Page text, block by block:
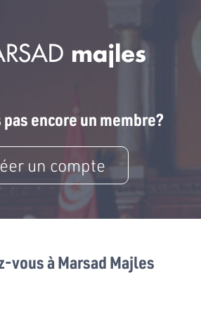
encore un membre?
un compte
vous à Marsad Majles